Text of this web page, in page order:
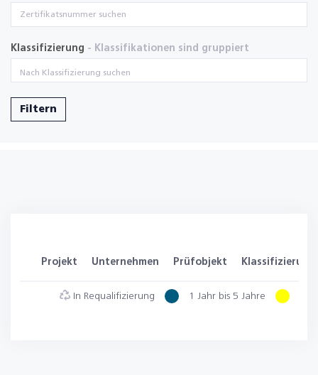
Klassifizierung - Klassifikationen sind gruppiert
Filtern
Projekt Unternehmen Prüfobjekt Klassifizierung
In Requalifizierung 1 Jahr bis 5 Jahre